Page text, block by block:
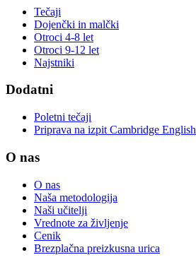
Tečaji
Dojenčki in malčki
Otroci 4-8 let
Otroci 9-12 let
Najstniki
Dodatni
Poletni tečaji
Priprava na izpit Cambridge English
O nas
O nas
Naša metodologija​
Naši učitelji
Vrednote za življenje
Cenik
Brezplačna preizkusna urica